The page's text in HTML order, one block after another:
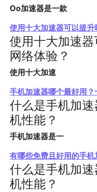
Oo加速器是一款
使用十大加速器可以提升
使用十大加速
网络体验？
使用十大加速
手机加速器哪个最好用
什么是手机加
机性能？
手机加速器是一
有哪些免费且好用的手机
什么是手机加
机性能？